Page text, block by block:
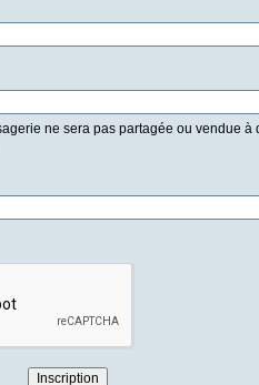
ne sera pas partagée ou vendue à